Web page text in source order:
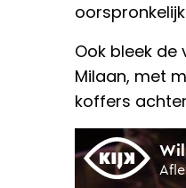
Ook bleek de
Milaan, met
koffers